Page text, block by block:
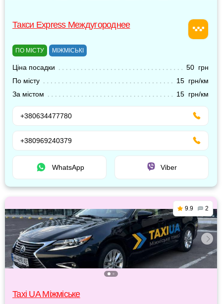
Такси Express Междугороднее
ПО МІСТУ МІЖМІСЬКІ
Ціна посадки
50 грн
По місту
15 грн/км
За містом
15 грн/км
+380634477780
+380969240379
WhatsApp Viber
9.9 2
Taxi UA Міжміське